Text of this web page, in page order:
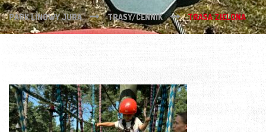
PARK LINOWY JURA TRASY/CENNIK TRASA ZIELONA